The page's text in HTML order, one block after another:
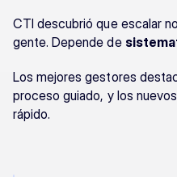
CTI descubrió que escalar
gente. Depende de
Los mejores gestores
proceso guiado, y los
rápido.